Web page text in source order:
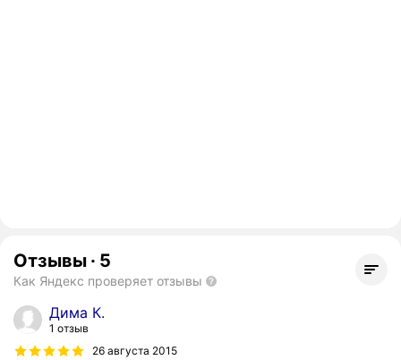
Отзывы · 5
Как Яндекс проверяет отзывы
Дима К.
1 отзыв
26 августа 2015